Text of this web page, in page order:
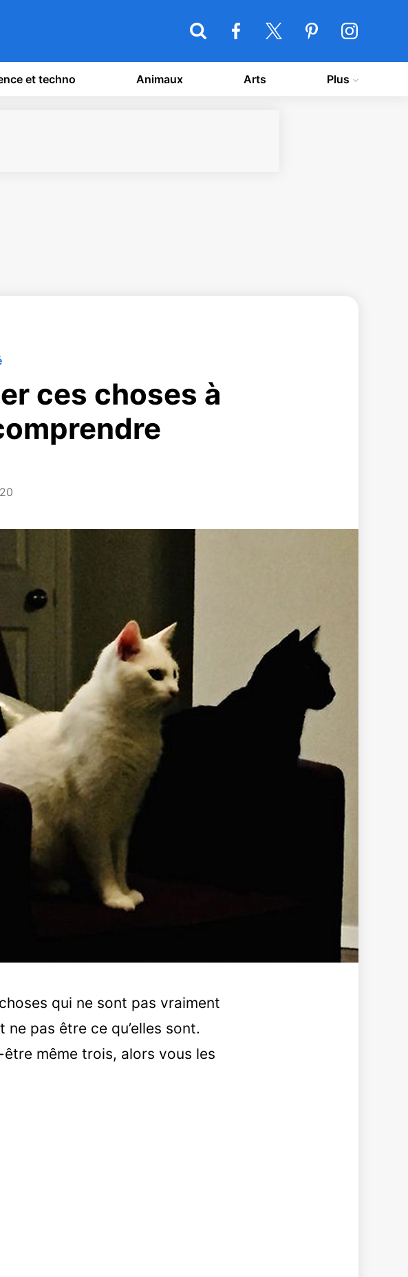
et techno Animaux Arts Plus
ces choses à
qui ne sont pas vraiment
pas être ce qu’elles sont.
même trois, alors vous les